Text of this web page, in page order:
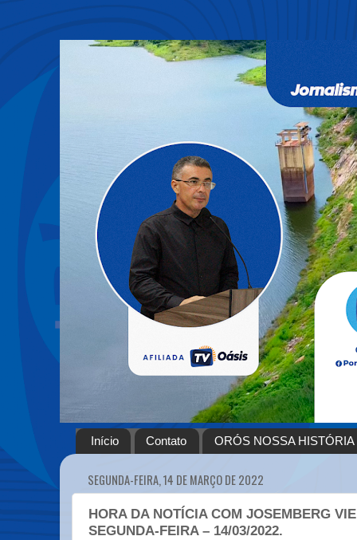
Início Contato ORÓS NOSSA HISTÓRIA
SEGUNDA-FEIRA, 14 DE MARÇO DE 2022
HORA DA NOTÍCIA COM JOSEMBERG
SEGUNDA-FEIRA – 14/03/2022.